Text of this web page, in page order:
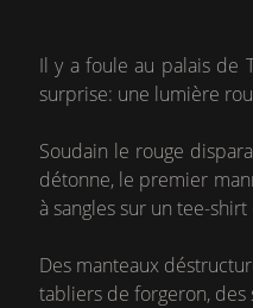
Il y a foule au palais de
surprise: une lumière
Soudain le rouge
détonne, le premier
à sangles sur un tee-
Des manteaux
tabliers de forgeron, des